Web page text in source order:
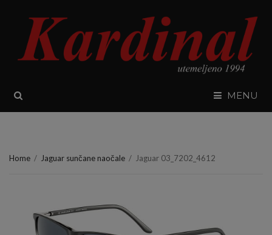
MENU
Home / Jaguar sunčane naočale / Jaguar 03_7202_4612